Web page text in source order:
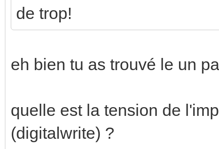
de trop!
eh bien tu as trouvé le un
quelle est la tension de
(digitalwrite) ?